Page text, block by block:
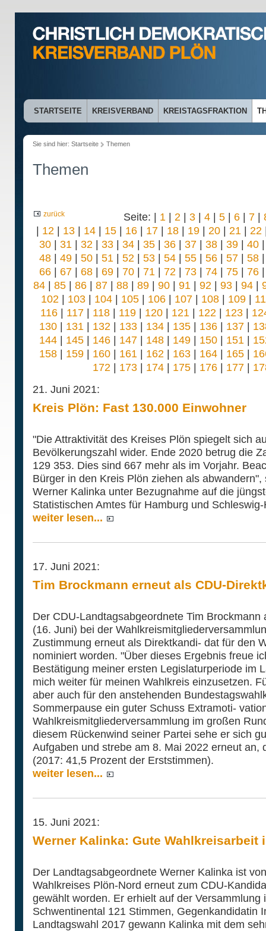
STARTSEITE KREISVERBAND KREISTAGSFRAKTION
Sie sind hier: Startseite Themen
Themen
zurück Seite: | 1 | 2 | 3 | 4 | 5 | 6 | 7 |
| 12 | 13| 14| 15| 16| 17| 18| 19| 20| 21 | 22
30| 31 | 32 | 33| 34| 35| 36| 37| 38| 39| 40
48| 49| 50| 51 | 52 | 53| 54| 55| 56| 57| 58
66| 67| 68| 69| 70| 71 | 72 | 73| 74| 75| 76
84| 85| 86| 87| 88| 89| 90| 91 | 92 | 93| 94|
102 | 103 | 104 | 105 | 106 | 107 | 108 | 109 |
116| 117| 118| 119| 120| 121 | 122 | 123|
130| 131 | 132 | 133| 134| 135| 136| 137|
144| 145| 146| 147| 148| 149| 150| 151 |
158| 159| 160| 161 | 162 | 163| 164| 165|
172 | 173| 174| 175| 176| 177|
21. Juni 2021:
Kreis Plön: Fast 130.000 Einwohner
"Die Attraktivität des Kreises Plön spiegelt sich
Bevölkerungszahl wider. Ende 2020 betrug die
129 353. Dies sind 667 mehr als im Vorjahr.
Bürger in den Kreis Plön ziehen als
Werner Kalinka unter Bezugnahme auf die
Statistischen Amtes für Hamburg und
weiter lesen...
17. Juni 2021:
Tim Brockmann erneut als CDU-
Der CDU-Landtagsabgeordnete Tim Brockmann
(16. Juni) bei der
Zustimmung erneut als Direktkandi- dat für den
nominiert worden. "Über dieses Ergebnis freue
Bestätigung meiner ersten Legislaturperiode im
mich weiter für meinen Wahlkreis einzusetzen.
aber auch für den anstehenden
Sommerpause ein guter Schuss Extramoti-
Wahlkreismitgliederversammlung im großen
diesem Rückenwind seiner Partei sehe er sich
Aufgaben und strebe am 8. Mai 2022 erneut an,
(2017: 41,5 Prozent der Erststimmen).
weiter lesen...
15. Juni 2021:
Werner Kalinka: Gute Wahlkreisarbeit
Der Landtagsabgeordnete Werner Kalinka ist
Wahlkreises Plön-Nord erneut zum CDU-
gewählt worden. Er erhielt auf der Versammlung
Schwentinental 121 Stimmen, Gegenkandidatin
Landtagswahl 2017 gewann Kalinka mit dem